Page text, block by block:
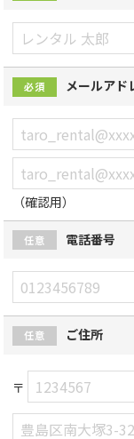
必須 メールアド
（確認用）
任意 電話番号
任意 ご住所
〒